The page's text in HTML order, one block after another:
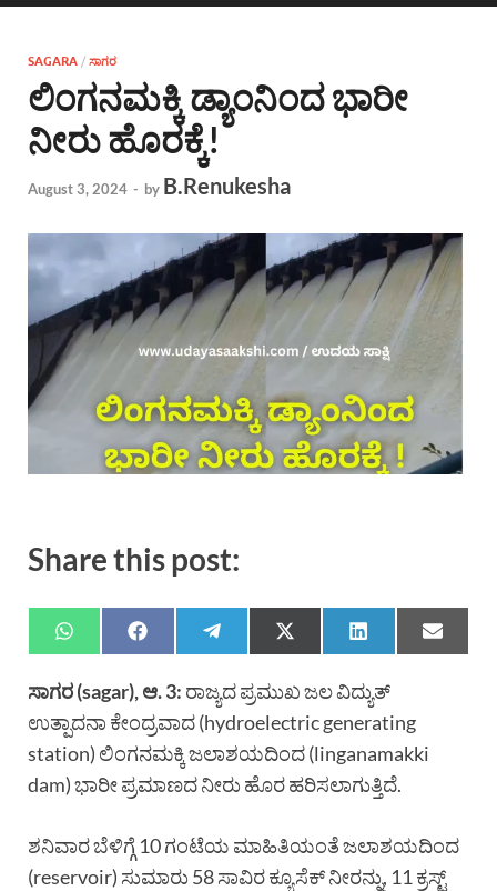
SAGARA / ಸಾಗರ
ಲಿಂಗನಮಕ್ಕಿ ಡ್ಯಾಂನಿಂದ ಭಾರೀ
ನೀರು ಹೊರಕ್ಕೆ!
August 3, 2024 - by B.Renukesha
Share this post:
ಸಾಗರ (sagar), ಆ. 3: ರಾಜ್ಯದ ಪ್ರಮುಖ ಜಲ ವಿದ್ಯುತ್
ಉತ್ಪಾದನಾ ಕೇಂದ್ರವಾದ (hydroelectric generating
station) ಲಿಂಗನಮಕ್ಕಿ ಜಲಾಶಯದಿಂದ (linganamakki
dam) ಭಾರೀ ಪ್ರಮಾಣದ ನೀರು ಹೊರ ಹರಿಸಲಾಗುತ್ತಿದೆ.
ಶನಿವಾರ ಬೆಳಿಗ್ಗೆ 10 ಗಂಟೆಯ ಮಾಹಿತಿಯಂತೆ ಜಲಾಶಯದಿಂದ
(reservoir) ಸುಮಾರು 58 ಸಾವಿರ ಕ್ಯೂಸೆಕ್ ನೀರನ್ನು, 11 ಕ್ರಸ್ಟ್